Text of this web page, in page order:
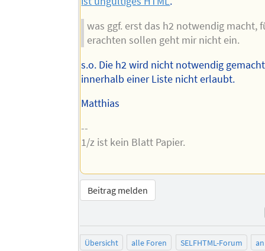
was ggf. erst das h2 notwendig macht,
erachten sollen geht mir nicht ein.
s.o. Die h2 wird nicht notwendig
innerhalb einer Liste nicht erlaubt.
Matthias
--
1/z ist kein Blatt Papier.
Beitrag melden
Übersicht alle Foren SELFHTML-Forum